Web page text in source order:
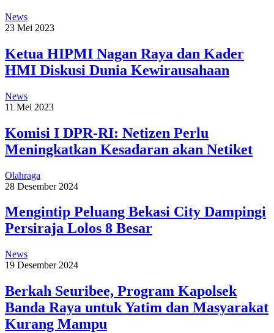
News
23 Mei 2023
Ketua HIPMI Nagan Raya dan Kader
HMI Diskusi Dunia Kewirausahaan
News
11 Mei 2023
Komisi I DPR-RI: Netizen Perlu
Meningkatkan Kesadaran akan Netiket
Olahraga
28 Desember 2024
Mengintip Peluang Bekasi City Dampingi
Persiraja Lolos 8 Besar
News
19 Desember 2024
Berkah Seuribee, Program Kapolsek
Banda Raya untuk Yatim dan Masyarakat
Kurang Mampu